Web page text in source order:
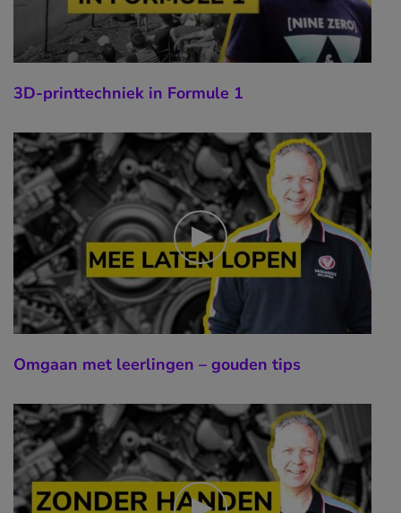
3D-printtechniek in Formule 1
Omgaan met leerlingen – gouden tips